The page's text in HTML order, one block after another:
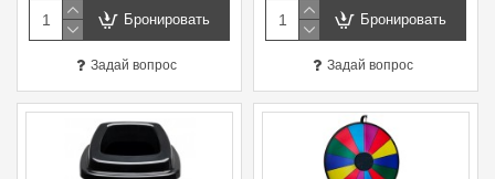
Бронировать
Задай вопрос
Бронировать
Задай вопрос